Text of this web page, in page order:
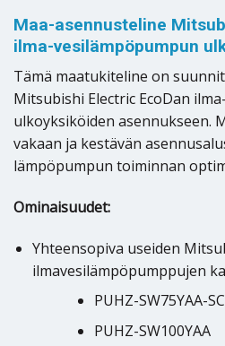
Maa-asennusteline
ilma-vesilämpöpumpun
Tämä maatukiteline on
Mitsubishi Electric EcoDan
ulkoyksiköiden asennukseen.
vakaan ja kestävän
lämpöpumpun toiminnan
Ominaisuudet:
Yhteensopiva useiden
ilmavesilämpöpumppujen
PUHZ-SW75YAA-SC
PUHZ-SW100YAA